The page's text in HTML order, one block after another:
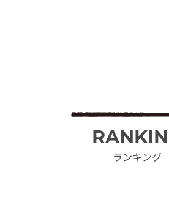
ランキング